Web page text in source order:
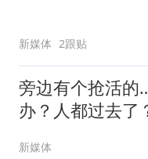
新媒体 2跟贴
旁边有个抢活的
办？人都过去了
新媒体